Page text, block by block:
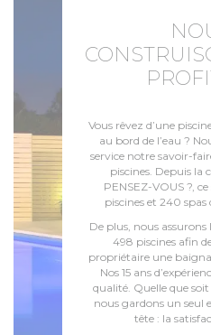
Vous rêvez d’une
au bord de l’eau ?
service notre savoir-
piscines. Depuis la
PENSEZ-VOUS ?,
piscines et 240 spas
De plus, nous assurons
498 piscines afin
propriétaire une
Nos 15 ans
qualité. Quelle que
nous gardons un seul
tête : la